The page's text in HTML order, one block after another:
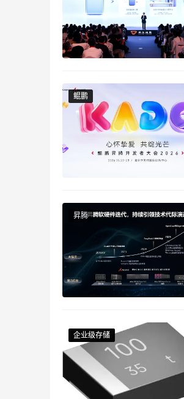
鲲鹏
鲲鹏
昇腾
企业级存储
企业级存储
企业级存储
企业级存储